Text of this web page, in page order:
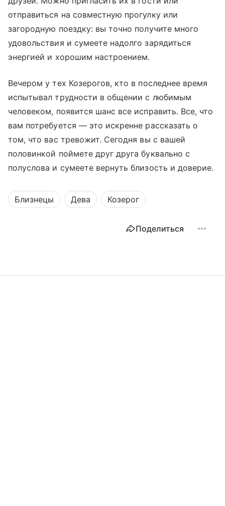
отправиться на совместную прогулку или
загородную поездку: вы точно получите много
удовольствия и сумеете надолго зарядиться
энергией и хорошим настроением.
Вечером у тех Козерогов, кто в последнее время
испытывал трудности в общении с любимым
человеком, появится шанс все исправить. Все, что
вам потребуется — это искренне рассказать о
том, что вас тревожит. Сегодня вы с вашей
половинкой поймете друг друга буквально с
полуслова и сумеете вернуть близость и доверие.
Близнецы Дева Козерог
Поделиться